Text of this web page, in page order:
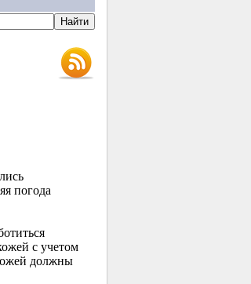
погода
с учетом
должны